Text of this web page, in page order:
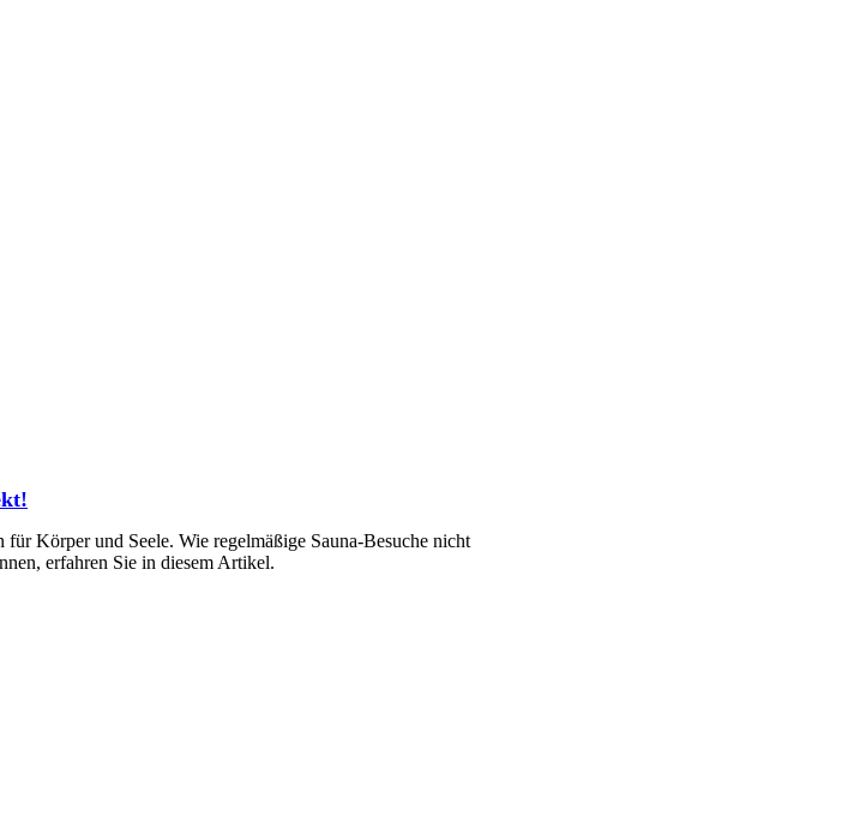
Körper und Seele. Wie regelmäßige Sauna-Besuche nicht
erfahren Sie in diesem Artikel.